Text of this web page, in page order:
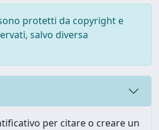
protetti da copyright e
salvo diversa
per citare o creare un